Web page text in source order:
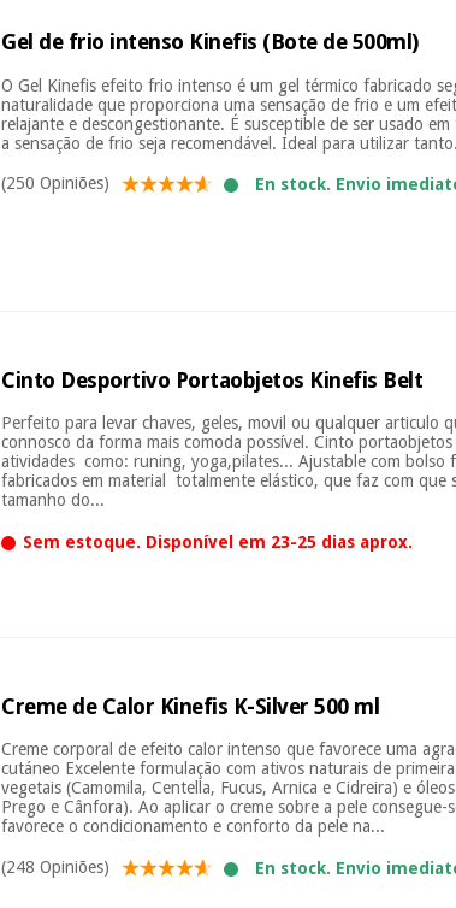
Gel de frio intenso Kinefis (Bote de 500ml)
O Gel Kinefis efeito frio intenso é um gel térmico fabricado
naturalidade que proporciona uma sensação de frio e um
relajante e descongestionante. É susceptible de ser usado
a sensação de frio seja recomendável. Ideal para utilizar
(250 Opiniões)
En stock. Envio
Cinto Desportivo Portaobjetos Kinefis Belt
Perfeito para levar chaves, geles, movil ou qualquer articulo
connosco da forma mais comoda possível. Cinto
atividades como: runing, yoga,pilates... Ajustable com bolso
fabricados em material totalmente elástico, que faz com que
tamanho do...
Sem estoque. Disponível em 23-25 dias aprox.
Creme de Calor Kinefis K-Silver 500 ml
Creme corporal de efeito calor intenso que favorece uma
cutáneo Excelente formulação com ativos naturais de
vegetais (Camomila, Centella, Fucus, Arnica e Cidreira) e
Prego e Cânfora). Ao aplicar o creme sobre a pele
favorece o condicionamento e conforto da pele na...
(248 Opiniões)
En stock. Envio